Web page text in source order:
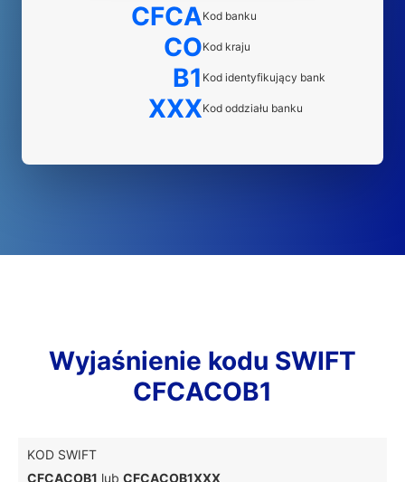
CFCAKod banku
COKod kraju
B1 Kod identyfikujący bank
XXXKod oddziału banku
Wyjaśnienie kodu SWIFT
CFCACOB1
KOD SWIFT
CFCACOB1 lub CFCACOB1XXX